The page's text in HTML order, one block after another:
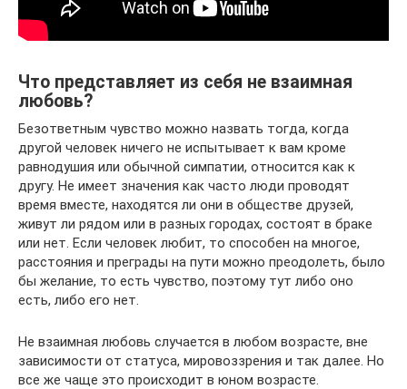
Что представляет из себя не взаимная
любовь?
Безответным чувство можно назвать тогда, когда
другой человек ничего не испытывает к вам кроме
равнодушия или обычной симпатии, относится как к
другу. Не имеет значения как часто люди проводят
время вместе, находятся ли они в обществе друзей,
живут ли рядом или в разных городах, состоят в браке
или нет. Если человек любит, то способен на многое,
расстояния и преграды на пути можно преодолеть, было
бы желание, то есть чувство, поэтому тут либо оно
есть, либо его нет.
Не взаимная любовь случается в любом возрасте, вне
зависимости от статуса, мировоззрения и так далее. Но
все же чаще это происходит в юном возрасте.